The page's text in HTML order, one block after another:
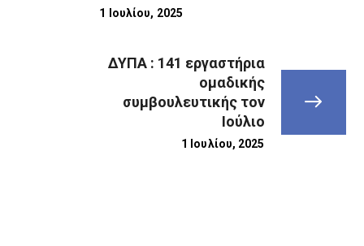
1 Ιουλίου, 2025
ΔΥΠΑ : 141 εργαστήρια
ομαδικής
συμβουλευτικής τον
Ιούλιο
1 Ιουλίου, 2025